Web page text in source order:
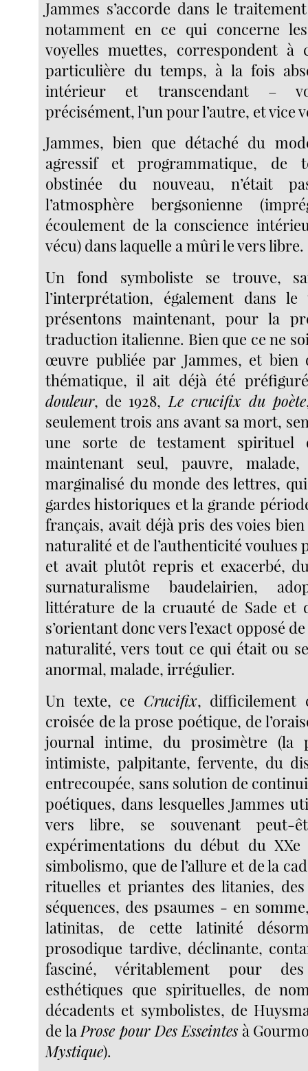
Jammes s’accorde dans le
notamment en ce qui concerne
voyelles muettes, correspondent à
particulière du temps, à la fois
intérieur et transcendant –
précisément, l’un pour l’autre, et vice
Jammes, bien que détaché du
agressif et programmatique, de
obstinée du nouveau, n’était
l’atmosphère bergsonienne
écoulement de la conscience
vécu) dans laquelle a mûri le vers libre.
Un fond symboliste se trouve,
l’interprétation, également dans
présentons maintenant, pour la
traduction italienne. Bien que ce ne
œuvre publiée par Jammes, et bien
thématique, il ait déjà été
douleur, de 1928, Le crucifix du poète
seulement trois ans avant sa mort,
une sorte de testament spirituel
maintenant seul, pauvre, malade,
marginalisé du monde des lettres,
gardes historiques et la grande
français, avait déjà pris des voies
naturalité et de l’authenticité voulues
et avait plutôt repris et exacerbé,
surnaturalisme baudelairien,
littérature de la cruauté de Sade et
s’orientant donc vers l’exact opposé
naturalité, vers tout ce qui était ou
anormal, malade, irrégulier.
Un texte, ce Crucifix, difficilement
croisée de la prose poétique, de
journal intime, du prosimètre (la
intimiste, palpitante, fervente, du
entrecoupée, sans solution de
poétiques, dans lesquelles Jammes
vers libre, se souvenant peut-
expérimentations du début du
simbolismo, que de l’allure et de la
rituelles et priantes des litanies,
séquences, des psaumes - en
latinitas, de cette latinité
prosodique tardive, déclinante,
fasciné, véritablement pour
esthétiques que spirituelles, de
décadents et symbolistes, de
de la Prose pour Des Esseintes à
Mystique).